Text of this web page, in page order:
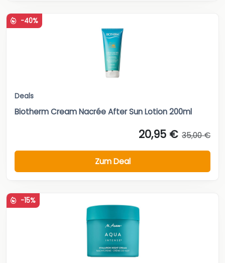
-40%
Deals
Biotherm Cream Nacrée After Sun Lotion 200ml
20,95 € 35,00 €
Zum Deal
-15%